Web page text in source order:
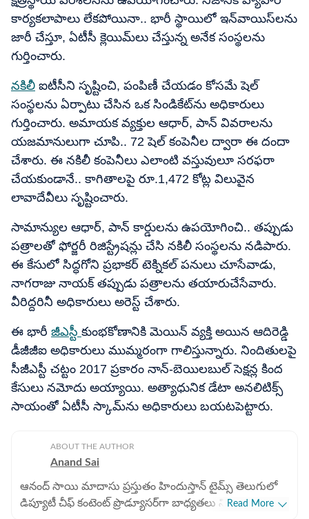
కార్యకలాపాలు లేకపోయినా.. భారీ స్థాయిలో ఇన్‌వాయిస్‌లను
జారీ చేస్తూ, ఏటీసీ క్లెయిమ్‌లు చేస్తున్న అనేక సంస్థలను
గుర్తించారు.
నకిలీ ఐటీసీని సృష్టించి, పంపిణీ చేయడం కోసమే షెల్
సంస్థలను ఏర్పాటు చేసిన ఒక సిండికేట్‌ను అధికారులు
గుర్తించారు. అమాయక వ్యక్తుల ఆధార్, పాన్ వివరాలను
యజమానులుగా చూపి.. 72 షెల్ కంపెనీల ద్వారా ఈ దందా
చేశారు. ఈ నకిలీ కంపెనీలు ఎలాంటి వస్తువులూ సరఫరా
చేయకుండానే.. కాగితాలపై రూ.1,472 కోట్ల విలువైన
లావాదేవీలు సృష్టించారు.
సామాన్యుల ఆధార్, పాన్ కార్డులను ఉపయోగించి.. తప్పుడు
పత్రాలతో ఫోర్జరీ రిజిస్ట్రేషన్లు చేసి నకిలీ సంస్థలను నడిపారు.
ఈ కేసులో సిద్ధగోని ప్రభాకర్ టెక్నికల్ పనులు చూసేవాడు,
నాగరాజు నాయక్‌ తప్పుడు పత్రాలను తయారుచేసేవారు.
వీరిద్దరినీ అధికారులు అరెస్ట్ చేశారు.
ఈ భారీ జీఎస్టీ కుంభకోణానికి మెయిన్ వ్యక్తి అయిన ఆదిరెడ్డి
డీజీజీఐ అధికారులు ముమ్మరంగా గాలిస్తున్నారు. నిందితులపై
సీజీఎస్టీ చట్టం 2017 ప్రకారం నాన్-బెయిలబుల్ సెక్షన్ల కింద
కేసులు నమోదు అయ్యాయి. అత్యాధునిక డేటా అనలిటిక్స్
సాయంతో ఏటీసీ స్కామ్‌ను అధికారులు బయటపెట్టారు.
ABOUT THE AUTHOR
Anand Sai
ఆనంద్ సాయి మాదాసు ప్రస్తుతం హిందుస్తాన్ టైమ్స్ తెలుగులో
డిప్యూటీ చీఫ్ కంటెంట్ ప్రొడ్యూసర్‌గా బాధ్యతలు నిర్వర్తిస్తున్నారు.
Read More